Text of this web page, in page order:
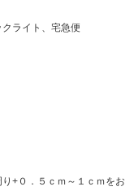
ライト、宅急便
+０．５ｃｍ～１ｃｍをお